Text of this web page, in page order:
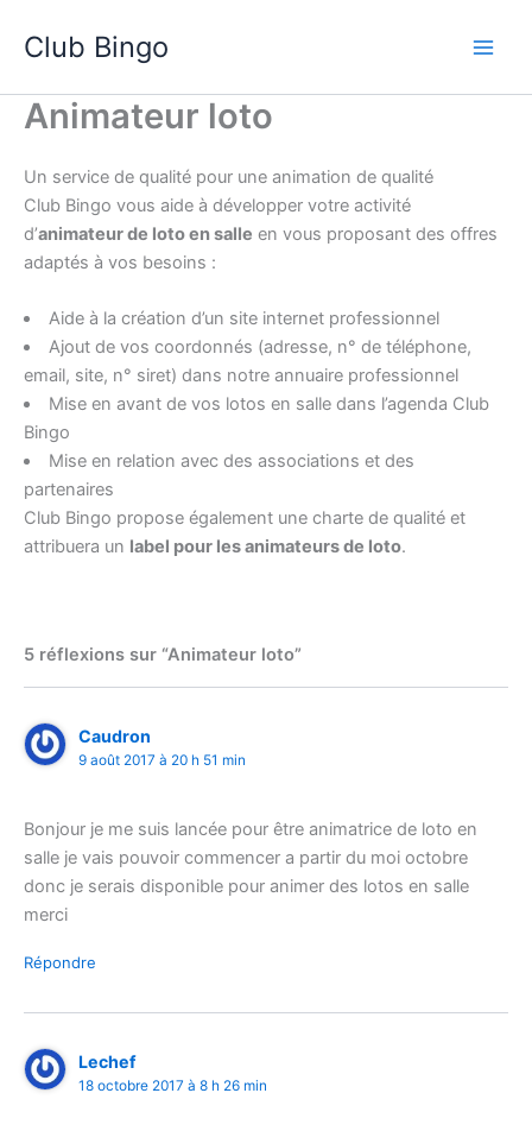
Club Bingo
Animateur loto
Un service de qualité pour une animation de qualité
Club Bingo vous aide à développer votre activité
d’animateur de loto en salle en vous proposant des offres
adaptés à vos besoins :
Aide à la création d’un site internet professionnel
Ajout de vos coordonnés (adresse, n° de téléphone,
email, site, n° siret) dans notre annuaire professionnel
Mise en avant de vos lotos en salle dans l’agenda Club
Bingo
Mise en relation avec des associations et des
partenaires
Club Bingo propose également une charte de qualité et
attribuera un label pour les animateurs de loto.
5 réflexions sur “Animateur loto”
Caudron
9 août 2017 à 20 h 51 min
Bonjour je me suis lancée pour être animatrice de loto en
salle je vais pouvoir commencer a partir du moi octobre
donc je serais disponible pour animer des lotos en salle
merci
Répondre
Lechef
18 octobre 2017 à 8 h 26 min